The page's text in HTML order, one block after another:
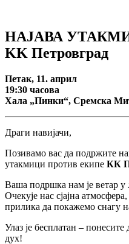
НАЈАВА
KK Петровград
Петак, 11. април
19:30 часова
Хала „Пинки“, Сремска
Драги навијачи,
Позивамо вас да подржите
утакмици против екипе КК
Ваша подршка нам је ветар у
Очекује нас сјајна
прилика да покажемо снагу
Улаз је бесплатан –
дух!